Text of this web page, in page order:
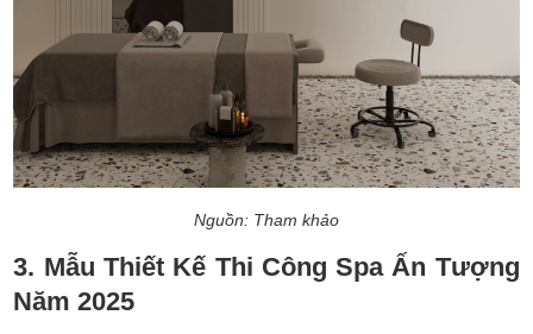
Nguồn: Tham khảo
3. Mẫu Thiết Kế Thi Công Spa Ấn Tượng
Năm 2025